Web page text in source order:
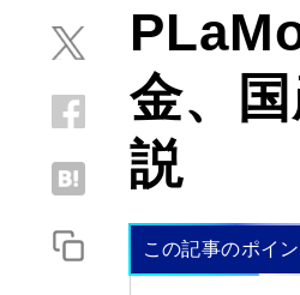
金、
説
この記事のポイン